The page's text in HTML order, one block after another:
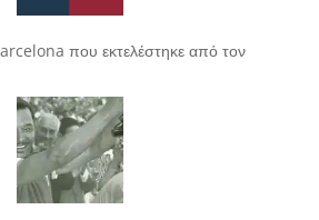
που εκτελέστηκε από τον